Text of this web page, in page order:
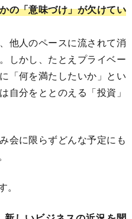
の「意味づけ」が欠けてい
他人のペースに流されて消
しかし、たとえプライベー
「何を満たしたいか」とい
自分をととのえる「投資」
会に限らずどんな予定にも